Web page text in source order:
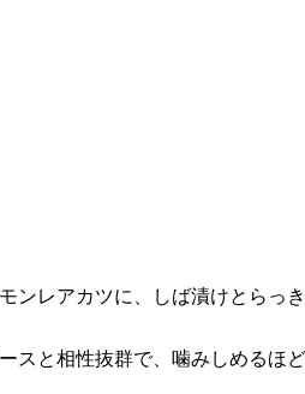
レアカツに、しば漬けとらっ
と相性抜群で、噛みしめるほ